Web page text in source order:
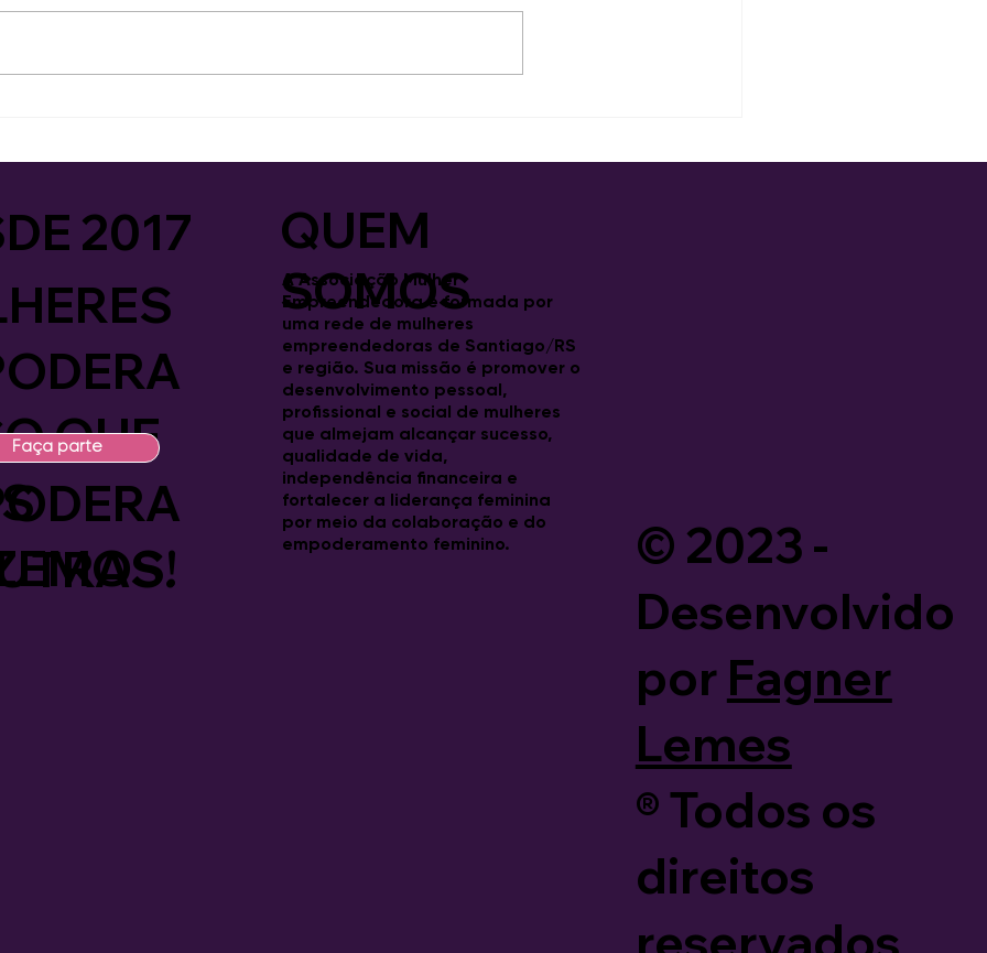
entusiasmo e novas
2017
QUE
Faça parte
A Associação Mulher
Empreendedora é formada por
uma rede de mulheres
empreendedoras de Santiago/RS
e região. Sua missão é promover o
desenvolvimento pessoal,
profissional e social de mulheres
que almejam alcançar sucesso,
qualidade de vida,
independência financeira e
fortalecer a liderança feminina
por meio da colaboração e do
empoderamento feminino.
QUEM
SOMOS
© 2023 -
Desenvolvido
por Fagner
Lemes
®️ Todos os
direitos